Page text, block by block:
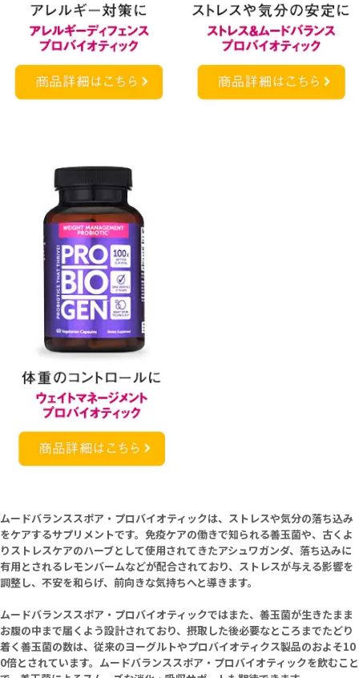
ムードバランススポア・プロバイオティックは、ストレスや気分の落ち込み
をケアするサプリメントです。免疫ケアの働きで知られる善玉菌や、古くよ
りストレスケアのハーブとして使用されてきたアシュワガンダ、落ち込みに
有用とされるレモンバームなどが配合されており、ストレスが与える影響を
調整し、不安を和らげ、前向きな気持ちへと導きます。
ムードバランススポア・プロバイオティックではまた、善玉菌が生きたまま
お腹の中まで届くよう設計されており、摂取した後必要なところまでたどり
着く善玉菌の数は、従来のヨーグルトやプロバイオティクス製品のおよそ10
0倍とされています。ムードバランススポア・プロバイオティックを飲むこと